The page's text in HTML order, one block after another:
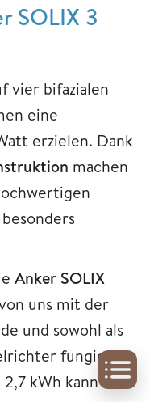
SOLIX 3
vier bifazialen
eine
erzielen. Dank
machen
Anker SOLIX
uns mit der
und sowohl als
fungiert.
kWh kann sie